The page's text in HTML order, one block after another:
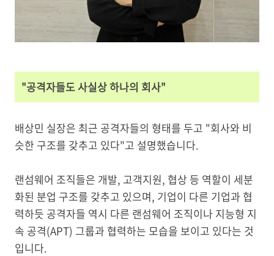
"공격자들도 사실상 하나의 회사"
배상민 실장은 최근 공격자들의 형태를 두고 "회사와 비
슷한 구조를 갖추고 있다"고 설명했습니다.
랜섬웨어 조직들은 개발, 고객지원, 협상 등 역할이 세분
화된 분업 구조를 갖추고 있으며, 기업이 다른 기업과 협
력하듯 공격자들 역시 다른 랜섬웨어 조직이나 지능형 지
속 공격(APT) 그룹과 협력하는 모습을 보이고 있다는 것
입니다.